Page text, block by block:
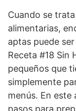
Cuando se
alimentarias,
aptas puede
Receta #18 Sin
pequeños que
simplemente
menús. En
pasos para